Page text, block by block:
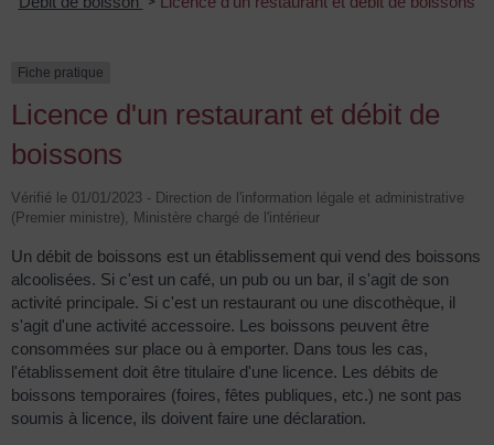
>
Fiche pratique
Licence d'un restaurant et débit de
boissons
Vérifié le 01/01/2023 - Direction de l'information légale et administrative
(Premier ministre), Ministère chargé de l'intérieur
Un débit de boissons est un établissement qui vend des boissons
alcoolisées. Si c'est un café, un pub ou un bar, il s'agit de son
activité principale. Si c'est un restaurant ou une discothèque, il
s'agit d'une activité accessoire. Les boissons peuvent être
consommées sur place ou à emporter. Dans tous les cas,
l'établissement doit être titulaire d'une licence. Les débits de
boissons temporaires (foires, fêtes publiques, etc.) ne sont pas
soumis à licence, ils doivent faire une déclaration.